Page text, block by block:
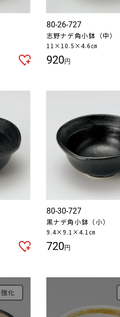
80-26-727
志野ナデ角小鉢（中）
11×10.5×4.6㎝
920円
80-30-727
黒ナデ角小鉢（小）
9.4×9.1×4.1㎝
720円
強化